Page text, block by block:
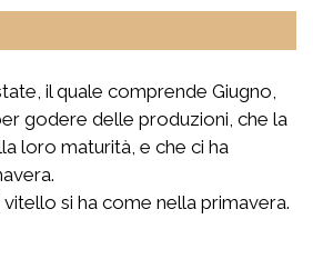
il quale comprende Giugno,
godere delle produzioni, che la
loro maturità, e che ci ha
vitello si ha come nella primavera.